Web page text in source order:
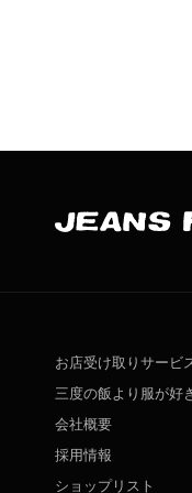
お店受け取りサービ
三度の飯より服が好
会社概要
採用情報
ショップリスト